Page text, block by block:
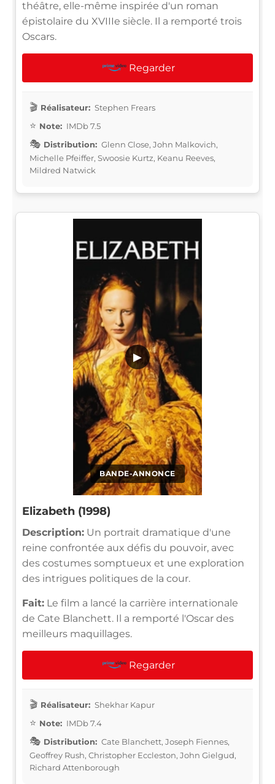
théâtre, elle-même inspirée d'un roman
épistolaire du XVIIIe siècle. Il a remporté trois
Oscars.
Regarder
Réalisateur: Stephen Frears
Note: IMDb 7.5
Distribution: Glenn Close, John Malkovich,
Michelle Pfeiffer, Swoosie Kurtz, Keanu Reeves,
Mildred Natwick
BANDE-ANNONCE
▶
Elizabeth (1998)
Description: Un portrait dramatique d'une
reine confrontée aux défis du pouvoir, avec
des costumes somptueux et une exploration
des intrigues politiques de la cour.
Fait: Le film a lancé la carrière internationale
de Cate Blanchett. Il a remporté l'Oscar des
meilleurs maquillages.
Regarder
Réalisateur: Shekhar Kapur
Note: IMDb 7.4
Distribution: Cate Blanchett, Joseph Fiennes,
Geoffrey Rush, Christopher Eccleston, John Gielgud,
Richard Attenborough